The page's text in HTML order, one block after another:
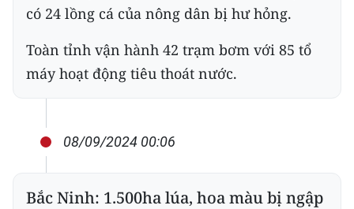
có 24 lồng cá của nông dân bị hư hỏng.
Toàn tỉnh vận hành 42 trạm bơm với 85 tổ
máy hoạt động tiêu thoát nước.
08/09/2024 00:06
Bắc Ninh: 1.500ha lúa, hoa màu bị ngập